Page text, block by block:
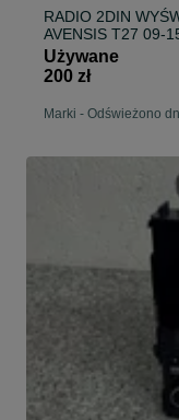
RADIO 2DIN
AVENSIS T27 09-
Używane
200 zł
Marki - Odświeżono